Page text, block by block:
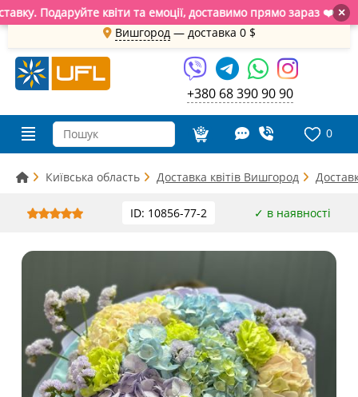
Подаруйте квіти та емоції, доставимо прямо зараз ❤️ ×
Вишгород — доставка 0 $
+380 68 390 90 90
0
Київська область Доставка квітів Вишгород
ID: 10856-77-2 ✓ в наявності